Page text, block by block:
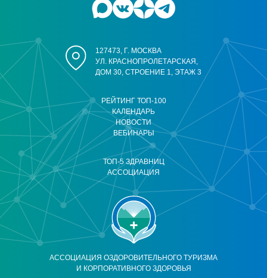
АССОЦИАЦИЯ ОЗДОРОВИТЕЛЬНОГО ТУРИЗМА
И КОРПОРАТИВНОГО ЗДОРОВЬЯ
РЕЙТИНГ ТОП-100
КАЛЕНДАРЬ
НОВОСТИ
ВЕБИНАРЫ
ТОП-5 ЗДРАВНИЦ
АССОЦИАЦИЯ
127473, Г. МОСКВА
УЛ. КРАСНОПРОЛЕТАРСКАЯ,
ДОМ 30, СТРОЕНИЕ 1, ЭТАЖ 3